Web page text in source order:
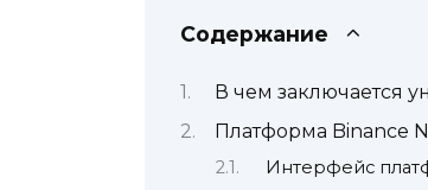
Содержание
В чем заключается
Платформа Binance
Интерфейс